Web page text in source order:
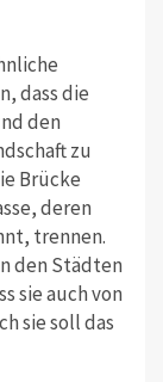
dass die
den
zu
Brücke
deren
trennen.
den Städten
sie auch von
sie soll das